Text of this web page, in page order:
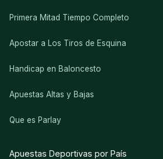
Primera Mitad Tiempo Completo
Apostar a Los Tiros de Esquina
Handicap en Baloncesto
Apuestas Altas y Bajas
Que es Parlay
Apuestas Deportivas por País